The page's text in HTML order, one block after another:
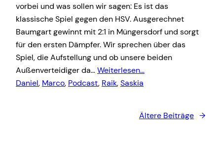
vorbei und was sollen wir sagen: Es ist das
klassische Spiel gegen den HSV. Ausgerechnet
Baumgart gewinnt mit 2:1 in Müngersdorf und sorgt
für den ersten Dämpfer. Wir sprechen über das
Spiel, die Aufstellung und ob unsere beiden
Außenverteidiger da…Weiterlesen…
Daniel, Marco, Podcast, Raik, Saskia
Ältere Beiträge →